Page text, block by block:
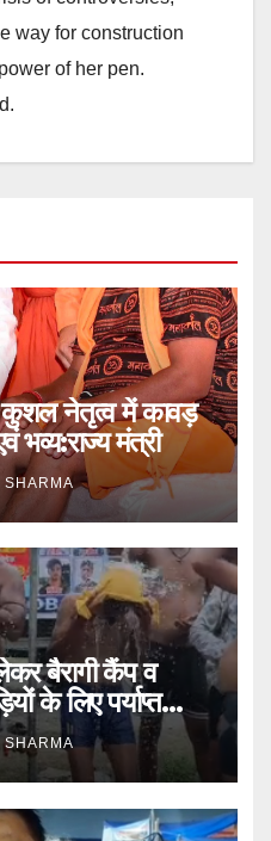
way for construction
of her pen.
कुशल नेतृत्व में कावड़
भव्य:राज्य मंत्री
बैरागी कैंप व
के लिए पर्याप्त